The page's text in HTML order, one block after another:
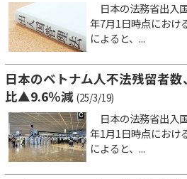
日本の法務省出入
年7月1日時点におけ
によると、...
日本のベトナム人不法残留者
比▲9.6％減 (25/3/19)
日本の法務省出入
年1月1日時点におけ
によると、...